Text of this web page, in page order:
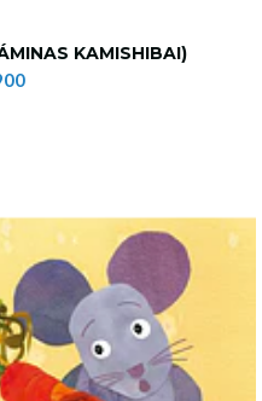
KAMISHIBAI)